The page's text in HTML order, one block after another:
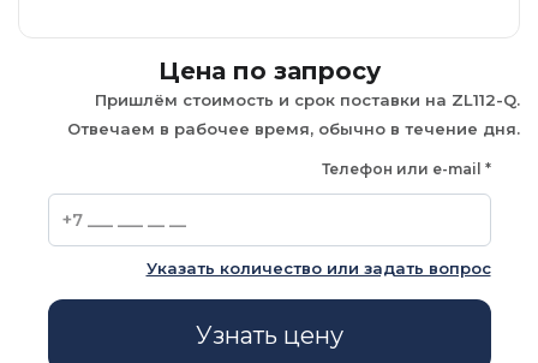
Цена по запросу
Пришлём стоимость и срок поставки на ZL112-Q.
Отвечаем в рабочее время, обычно в течение дня.
Телефон или e-mail *
Указать количество или задать вопрос
Узнать цену